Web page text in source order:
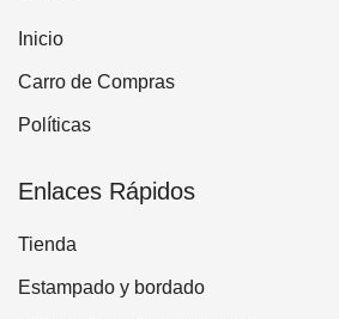
Inicio
Carro de Compras
Políticas
Enlaces Rápidos
Tienda
Estampado y bordado